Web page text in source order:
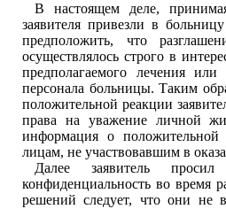
В настоящем деле,
заявителя привезли в
предположить, что
осуществлялось строго в
предполагаемого лечения или
персонала больницы. Таким
положительной реакции
права на уважение личной
информация о
лицам, не участвовавшим в
Далее заявитель
конфиденциальность во время
решений следует, что они не